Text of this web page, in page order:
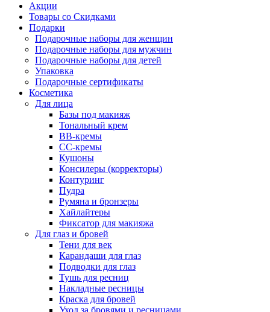
Акции
Товары со Скидками
Подарки
Подарочные наборы для женщин
Подарочные наборы для мужчин
Подарочные наборы для детей
Упаковка
Подарочные сертификаты
Косметика
Для лица
Базы под макияж
Тональный крем
BB-кремы
CC-кремы
Кушоны
Консилеры (корректоры)
Контуринг
Пудра
Румяна и бронзеры
Хайлайтеры
Фиксатор для макияжа
Для глаз и бровей
Тени для век
Карандаши для глаз
Подводки для глаз
Тушь для ресниц
Накладные ресницы
Краска для бровей
Уход за бровями и ресницами